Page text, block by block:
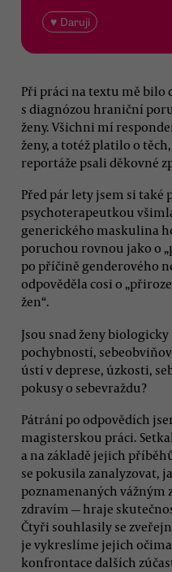
♥ Daruji
Při práci na textu mě bilo
s diagnózou hraniční
ženy. Všichni mí
ženy, a totéž platilo o
reportáže psali děkovné
Před pár lety jsem si také
psychoterapeutkou
generického maskulina
poruchou rovnou jako o
po příčině genderového
odpověděla cosi o
žen“.
Jsou snad ženy
pochybností,
ústí v deprese, úzkosti,
pokusy o sebevraždu?
Pátrání po odpovědích
magisterskou práci.
a na základě jejich
se pokusila zanalyzovat,
poznamenaných vážným
zdravím — hraje
Čtyři souhlasily se
je vykreslíme jejich
konfrontace dalších